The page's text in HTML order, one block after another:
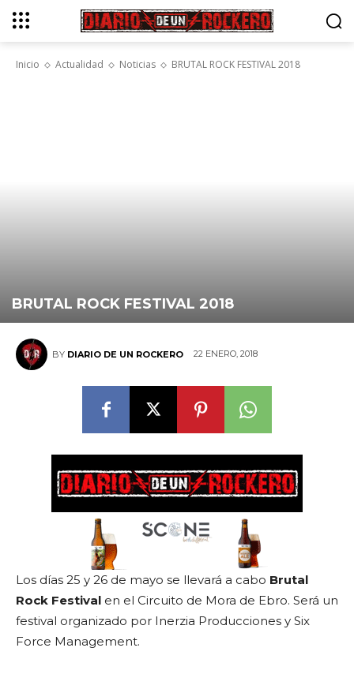
Inicio Actualidad Noticias BRUTAL ROCK FESTIVAL 2018
BRUTAL ROCK FESTIVAL 2018
BY DIARIO DE UN ROCKERO 22 ENERO, 2018
Los días 25 y 26 de mayo se llevará a cabo Brutal
Rock Festival en el Circuito de Mora de Ebro. Será un
festival organizado por Inerzia Producciones y Six
Force Management.